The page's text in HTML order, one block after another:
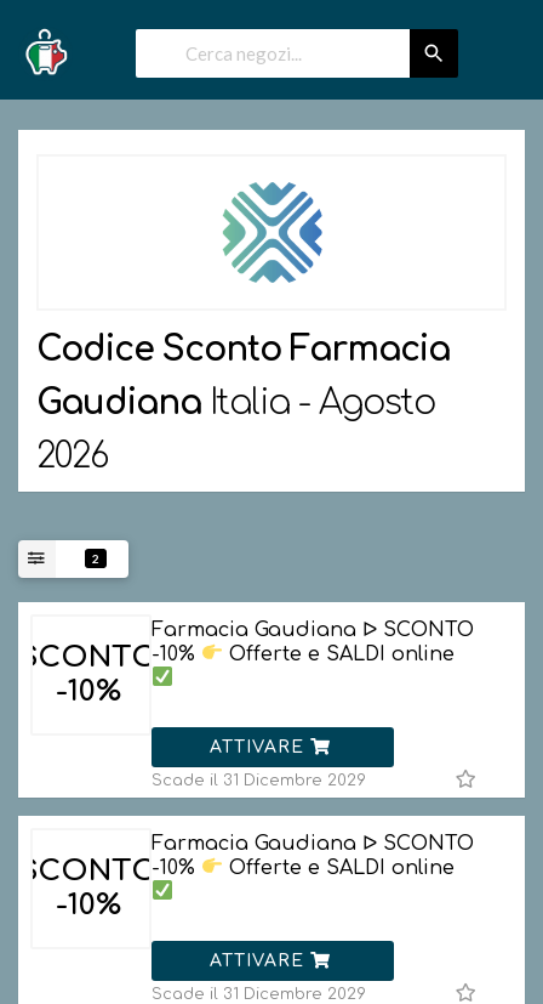
Codice Sconto Farmacia
Gaudiana Italia - Agosto
2026
2
SCONTO
-10%
Farmacia Gaudiana ᐅ SCONTO
-10%
Offerte e SALDI online
ATTIVARE
Scade il 31 Dicembre 2029
SCONTO
-10%
Farmacia Gaudiana ᐅ SCONTO
-10%
Offerte e SALDI online
ATTIVARE
Scade il 31 Dicembre 2029